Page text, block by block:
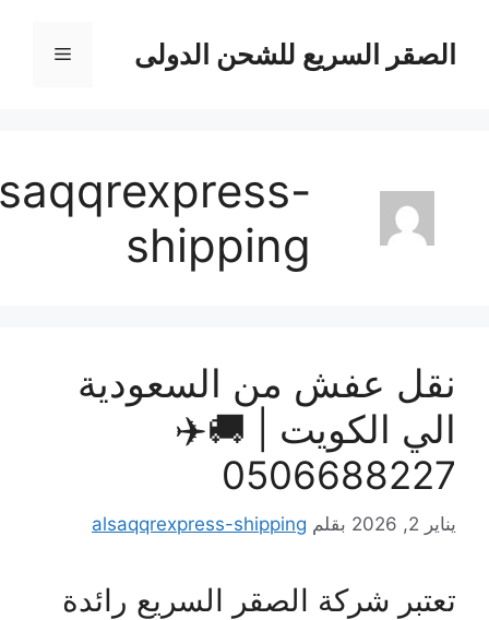
السريع للشحن الدولى القائمة
alsaqqrexpress-
shipping
عفش من السعودية
الكويت | 🚚✈️
بقلم alsaqqrexpress-shipping
شركة الصقر السريع رائدة